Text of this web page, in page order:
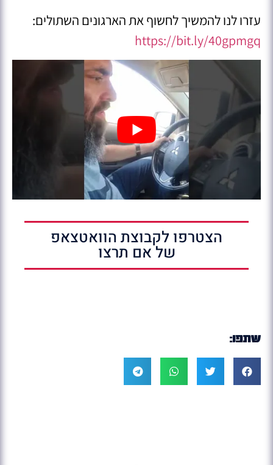
עזרו לנו להמשיך לחשוף את הארגונים השתולים:
https://bit.ly/40gpmgq
הצטרפו לקבוצת הוואטצאפ
של אם תרצו
שתפו: